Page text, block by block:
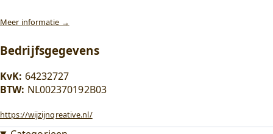
Meer informatie →
Bedrijfsgegevens
KvK: 64232727
BTW: NL002370192B03
https://wijzijnqreative.nl/